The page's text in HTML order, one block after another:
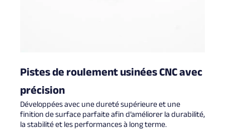
Pistes de roulement usinées CNC avec
précision
Développées avec une dureté supérieure et une
finition de surface parfaite afin d’améliorer la durabilité,
la stabilité et les performances à long terme.